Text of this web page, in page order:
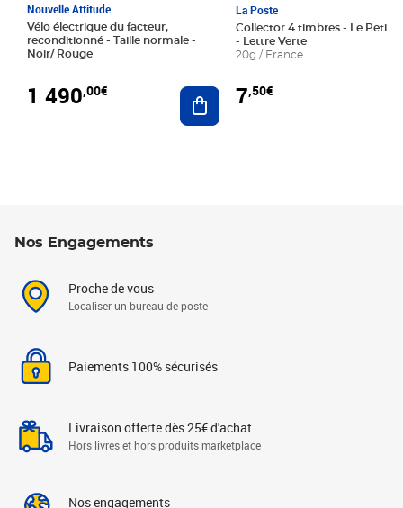
Nouvelle Attitude
Vélo électrique du facteur,
reconditionné - Taille normale -
Noir/ Rouge
1 490,00€ Ajouter au panier
La Poste
Collector 4 timbres - Le Petit
- Lettre Verte
20g / France
7,50€
Nos Engagements
Proche de vous
Localiser un bureau de poste
Paiements 100% sécurisés
Livraison offerte dès 25€ d'achat
Hors livres et hors produits marketplace
Nos engagements